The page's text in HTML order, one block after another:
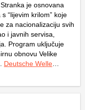
je osnovana
“lijevim krilom” koje
za nacionalizaciju svih
i javnih servisa,
Program uključuje
obnovu Velike
Deutsche Welle…